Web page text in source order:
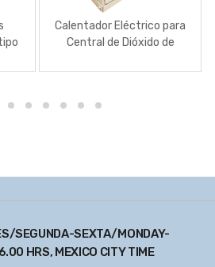
Calentador Eléctrico para
Central de Dióxido de
SEGUNDA-SEXTA/MONDAY-
HRS, MEXICO CITY TIME